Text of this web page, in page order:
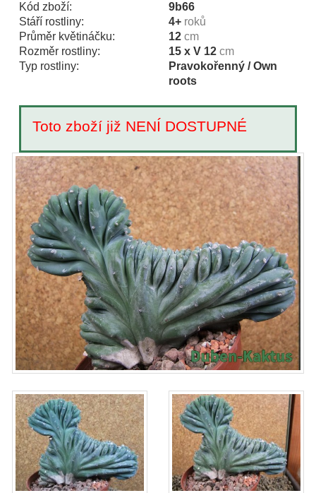
Kód zboží:
9b66
Stáří rostliny:
4+ roků
Průměr květináčku:
12 cm
Rozměr rostliny:
15 x V 12 cm
Typ rostliny:
Pravokořenný / Own
roots
Toto zboží již NENÍ DOSTUPNÉ